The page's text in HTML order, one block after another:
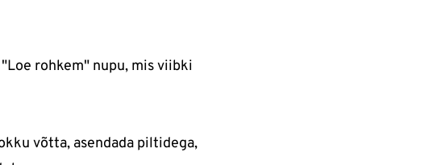
rohkem" nupu, mis viibki
võtta, asendada piltidega,